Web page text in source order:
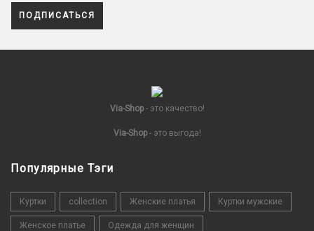
ПОДПИСАТЬСЯ
Via-Shop- это качество!
Via-Shop- это выгода!
Популярные Тэги
Куртки collection Женские платья Куртки мужские
Женское платье Одежда для женщин